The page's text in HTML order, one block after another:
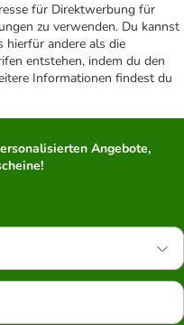
für Direktwerbung für
zu verwenden. Du kannst
hierfür andere als die
entstehen, indem du den
Informationen findest du
Angebote,